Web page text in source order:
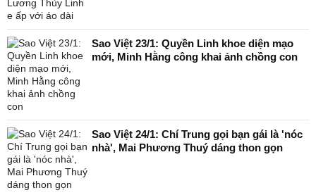
Sao Việt 23/1: Quyền Linh khoe diện mạo
mới, Minh Hằng công khai ảnh chồng con
Sao Việt 24/1: Chí Trung gọi bạn gái là 'nóc
nhà', Mai Phương Thuý dáng thon gọn